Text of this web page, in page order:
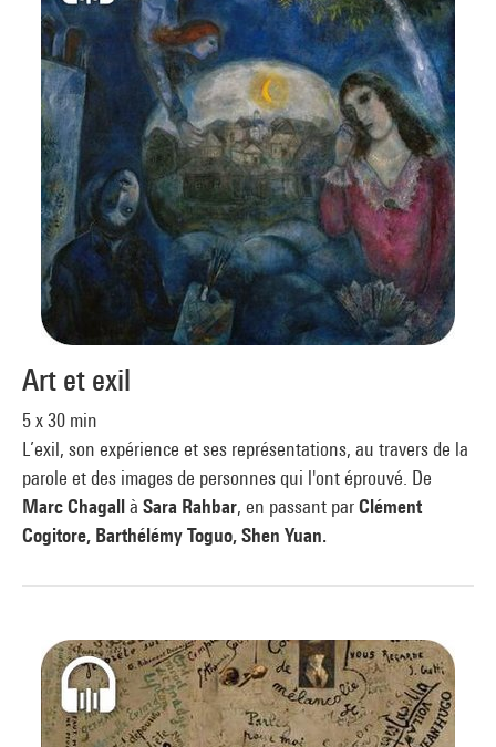
Art et exil
5 x 30 min
L’exil, son expérience et ses représentations, au travers de la
parole et des images de personnes qui l'ont éprouvé. De
Marc Chagallà Sara Rahbar, en passant parClément
Cogitore, Barthélémy Toguo, Shen Yuan.